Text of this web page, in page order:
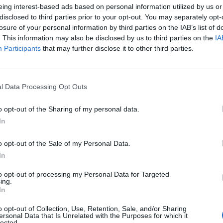
interest-based ads based on personal information utilized by us
to third parties prior to your opt-out. You may separately
of your personal information by third parties on the IAB’s list of
This information may also be disclosed by us to third parties on the
Participants that may further disclose it to other third parties.
Data Processing Opt Outs
opt-out of the Sharing of my personal data.
opt-out of the Sale of my Personal Data.
opt-out of processing my Personal Data for Targeted
opt-out of Collection, Use, Retention, Sale, and/or Sharing
Data that Is Unrelated with the Purposes for which it
de 128 partidos de todas las categorías, la
e infantil.
Juega y Vive el Baloncesto, los asistentes y
una participación multitudinaria, en la que quedó
a través del deporte y el incremento del
destinados a Baloncesto Sin Rasgos, una escuela
participarán embajadores como el exjugador
, medallista olímpico en los Juegos
acercando referentes del baloncesto al público
en 2012 cuenta en la actualidad con
143
y más de 475.000 visitantes
herramienta de transformación social en